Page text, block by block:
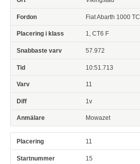
Fiat Abarth 1000 TC
1, CT6 F
57.972
10:51.713
11
1v
Mowazet
11
15